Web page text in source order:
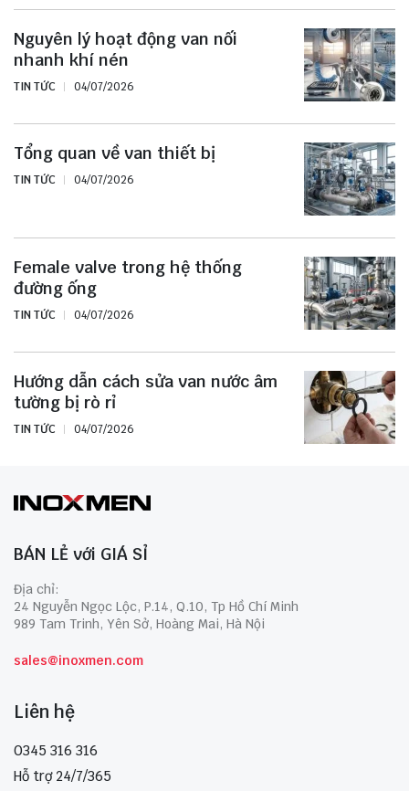
Nguyên lý hoạt động van nối
nhanh khí nén
TIN TỨC 04/07/2026
Tổng quan về van thiết bị
TIN TỨC 04/07/2026
Female valve trong hệ thống
đường ống
TIN TỨC 04/07/2026
Hướng dẫn cách sửa van nước âm
tường bị rò rỉ
TIN TỨC 04/07/2026
BÁN LẺ với GIÁ SỈ
Địa chỉ:
24 Nguyễn Ngọc Lộc, P.14, Q.10, Tp Hồ Chí Minh
989 Tam Trinh, Yên Sở, Hoàng Mai, Hà Nội
sales@inoxmen.com
Liên hệ
0345 316 316
Hỗ trợ 24/7/365